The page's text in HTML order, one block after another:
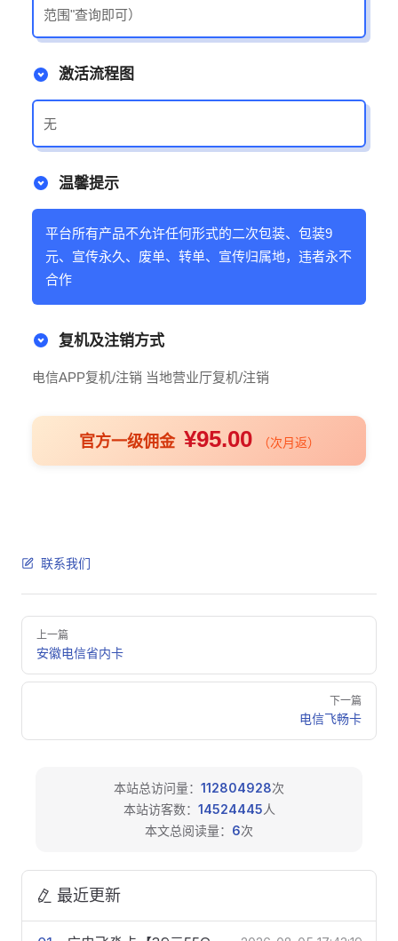
范围"查询即可）
激活流程图
无
温馨提示
平台所有产品不允许任何形式的二次包装、包装9
元、宣传永久、废单、转单、宣传归属地，违者永不
合作
复机及注销方式
电信APP复机/注销 当地营业厅复机/注销
官方一级佣金 ¥95.00 （次月返）
联系我们
Pager
上一篇
安徽电信省内卡
下一篇
电信飞畅卡
本站总访问量： 112804928次
本站访客数： 14524445人
本文总阅读量： 6次
最近更新